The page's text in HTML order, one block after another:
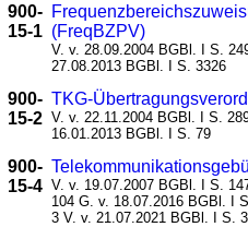
900-
15-1 (FreqBZPV)
V. v. 28.09.2004 BGBl. I S.
27.08.2013 BGBl. I S. 3326
900-
15-2
TKG-
V. v. 22.11.2004 BGBl. I S.
16.01.2013 BGBl. I S. 79
900-
15-4 V. v. 19.07.2007 BGBl. I S.
104 G. v. 18.07.2016 BGBl. I
3 V. v. 21.07.2021 BGBl. I S.